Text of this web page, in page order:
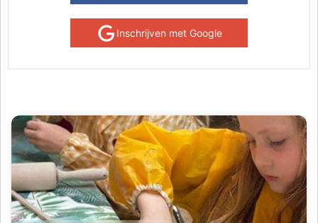
Inschrijven met Google